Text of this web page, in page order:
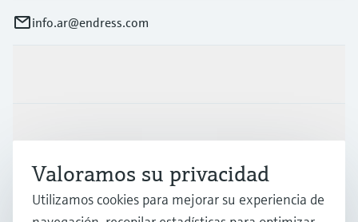
info.ar@endress.com
Soporte
Valoramos su privacidad
Utilizamos cookies para mejorar su experiencia de